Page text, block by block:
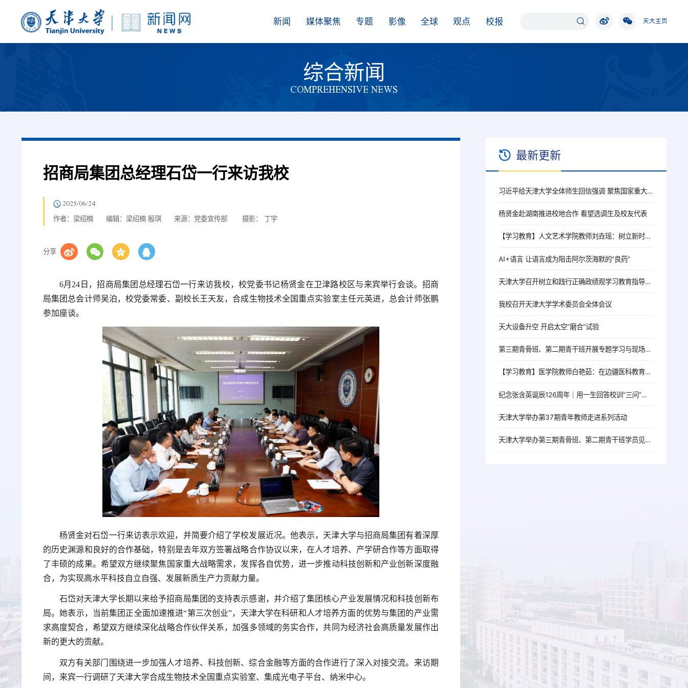
新闻 媒体聚焦 专题 影像 全球 观点 校报 天大主页
综合新闻
COMPREHENSIVE NEWS
招商局集团总经理石岱一行来访我校
2025/06/24
作者：梁绍楠 编辑：梁绍楠 殷琪 来源：党委宣传部 摄影： 丁宇
分享
6月24日，招商局集团总经理石岱一行来访我校，校党委书记杨贤金在卫津路校区与来宾举行会谈。招商
局集团总会计师吴泊，校党委常委、副校长王天友，合成生物技术全国重点实验室主任元英进，总会计师张鹏
参加座谈。
杨贤金对石岱一行来访表示欢迎，并简要介绍了学校发展近况。他表示，天津大学与招商局集团有着深厚
的历史渊源和良好的合作基础，特别是去年双方签署战略合作协议以来，在人才培养、产学研合作等方面取得
了丰硕的成果。希望双方继续聚焦国家重大战略需求，发挥各自优势，进一步推动科技创新和产业创新深度融
合，为实现高水平科技自立自强、发展新质生产力贡献力量。
石岱对天津大学长期以来给予招商局集团的支持表示感谢，并介绍了集团核心产业发展情况和科技创新布
局。她表示，当前集团正全面加速推进“第三次创业”，天津大学在科研和人才培养方面的优势与集团的产业需
求高度契合，希望双方继续深化战略合作伙伴关系，加强多领域的务实合作，共同为经济社会高质量发展作出
新的更大的贡献。
双方有关部门围绕进一步加强人才培养、科技创新、综合金融等方面的合作进行了深入对接交流。来访期
间，来宾一行调研了天津大学合成生物技术全国重点实验室、集成光电子平台、纳米中心。
最新更新
习近平给天津大学全体师生回信强调 聚焦国家重大战略需求提高人才培养质量 更好服务经济社会发展
杨贤金赴湖南推进校地合作 看望选调生及校友代表
【学习教育】人文艺术学院教师刘垚瑶：树立新时代高校党员教师的正确政绩观
AI+语言 让语言成为阻击阿尔茨海默的“良药”
天津大学召开树立和践行正确政绩观学习教育指导督导工作推进会
我校召开天津大学学术委员会全体会议
天大设备升空 开启太空“磨合”试验
第三期青骨班、第二期青干班开展专题学习与现场教学活动
【学习教育】医学院教师白艳茹：在边疆医科教育一线践行育人初心
纪念张含英诞辰126周年｜用一生回答校训“三问”的北洋老校长
天津大学举办第37期青年教师走进系列活动
天津大学举办第三期青骨班、第二期青干班学员见面会